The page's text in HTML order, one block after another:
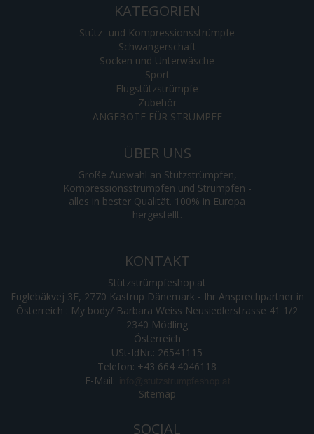
KATEGORIEN
Stütz- und Kompressionsstrümpfe
Schwangerschaft
Socken und Unterwäsche
Sport
Flugstützstrümpfe
Zubehör
ANGEBOTE FÜR STRÜMPFE
ÜBER UNS
Große Auswahl an Stützstrümpfen,
Kompressionsstrümpfen und Strümpfen -
alles in bester Qualität. 100% in Europa
hergestellt.
KONTAKT
Stützstrümpfeshop.at
Fuglebäkvej 3E, 2770 Kastrup Dänemark - Ihr Ansprechpartner in
Österreich : My body/ Barbara Weiss Neusiedlerstrasse 41 1/2
2340 Mödling
Österreich
USt-IdNr.: 26541115
Telefon: +43 664 4046118
E-Mail:
Sitemap
SOCIAL